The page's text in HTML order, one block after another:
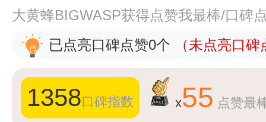
大黄蜂BIGWASP获得点赞我最棒/口碑
已点亮口碑点赞0个
（未点亮口
1358口碑指数 x55 点赞最